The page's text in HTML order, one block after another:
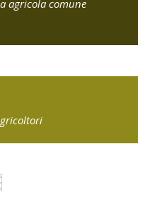
agricola comune